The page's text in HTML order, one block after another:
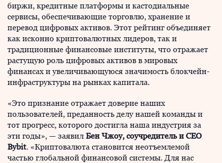
биржи, кредитные платформы и кастодиальные
сервисы, обеспечивающие торговлю, хранение и
перевод цифровых активов. Этот рейтинг объединяет
как исконно криптовалютных лидеров, так и
традиционные финансовые институты, что отражает
растущую роль цифровых активов в мировых
финансах и увеличивающуюся значимость блокчейн-
инфраструктуры на рынках капитала.
«Это признание отражает доверие наших
пользователей, преданность делу нашей команды и
тот прогресс, которого достигла наша индустрия за
эти годы», — заявил Бен Чжоу, соучредитель и CEO
Bybit. «Криптовалюта становится неотъемлемой
частью глобальной финансовой системы. Для нас